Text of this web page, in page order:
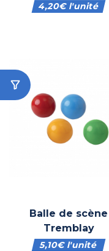
4,20€l'unité
Balle de scène
Tremblay
5,10€l'unité